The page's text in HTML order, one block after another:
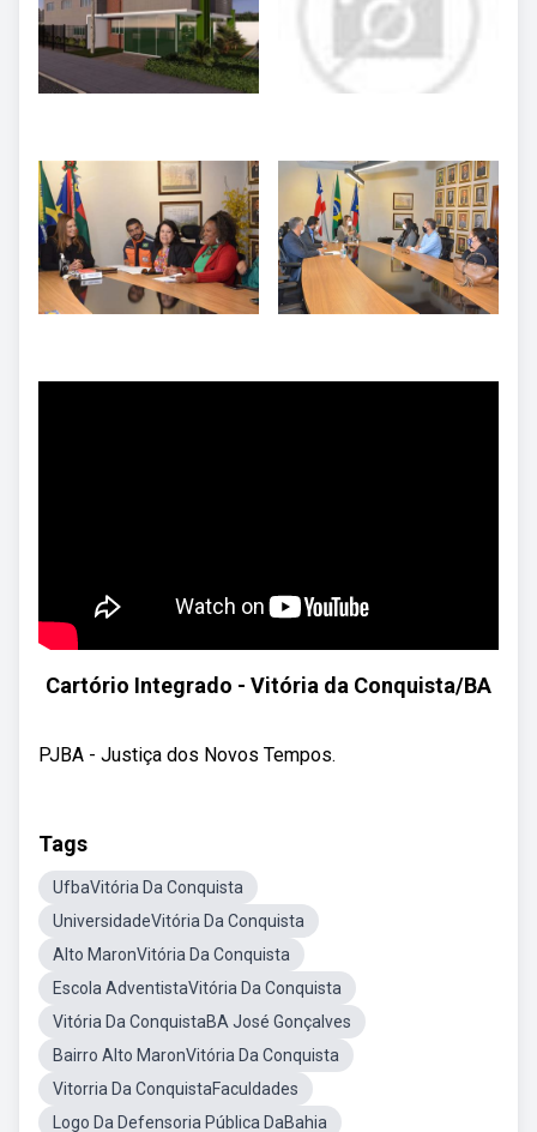
Cartório Integrado - Vitória da Conquista/BA
PJBA - Justiça dos Novos Tempos.
Tags
UfbaVitória Da Conquista
UniversidadeVitória Da Conquista
Alto MaronVitória Da Conquista
Escola AdventistaVitória Da Conquista
Vitória Da ConquistaBA José Gonçalves
Bairro Alto MaronVitória Da Conquista
Vitorria Da ConquistaFaculdades
Logo Da Defensoria Pública DaBahia